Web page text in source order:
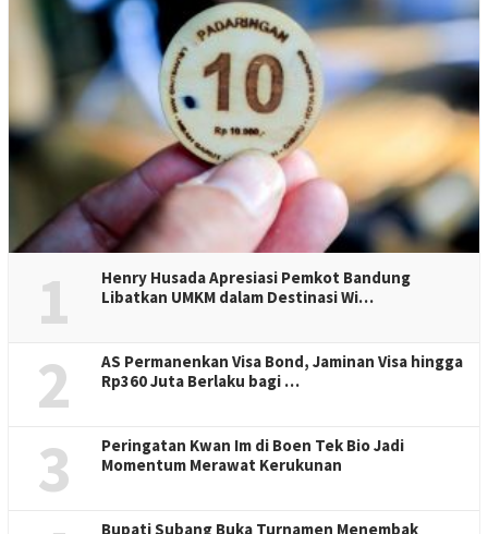
1
Henry Husada Apresiasi Pemkot Bandung
Libatkan UMKM dalam Destinasi Wi…
2
AS Permanenkan Visa Bond, Jaminan Visa hingga
Rp360 Juta Berlaku bagi …
3
Peringatan Kwan Im di Boen Tek Bio Jadi
Momentum Merawat Kerukunan
Bupati Subang Buka Turnamen Menembak